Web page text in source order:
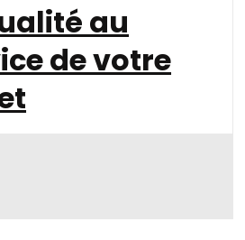
au
de votre